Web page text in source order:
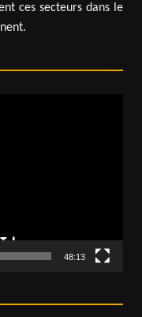
ces secteurs dans le
48:13